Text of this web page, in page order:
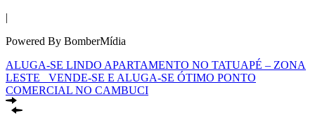
|
Powered By BomberMídia
ALUGA-SE LINDO APARTAMENTO NO TATUAPÉ – ZONA
LESTE
VENDE-SE E ALUGA-SE ÓTIMO PONTO
COMERCIAL NO CAMBUCI